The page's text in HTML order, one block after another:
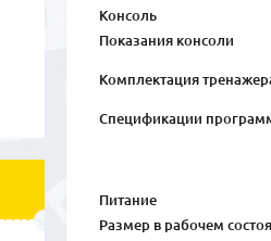
Консоль
Показания консоли
Комплектация
Спецификации
Питание
Размер в рабочем